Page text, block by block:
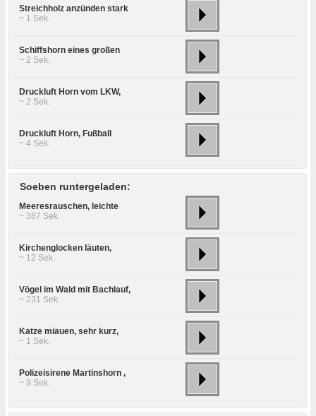
Streichholz anzünden stark
~ 1 Sek.
Schiffshorn eines großen
~ 2 Sek.
Druckluft Horn vom LKW,
~ 2 Sek.
Druckluft Horn, Fußball
~ 4 Sek.
Soeben runtergeladen:
Meeresrauschen, leichte
~ 387 Sek.
Kirchenglocken läuten,
~ 12 Sek.
Vögel im Wald mit Bachlauf,
~ 231 Sek.
Katze miauen, sehr kurz,
~ 1 Sek.
Polizeisirene Martinshorn ,
~ 9 Sek.